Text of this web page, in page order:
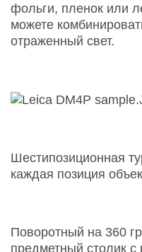
фольги, пленок или
можете
отраженный свет.
Шестипозиционная
каждая позиция
Поворотный на 360
предметный столик с